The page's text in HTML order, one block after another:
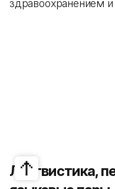
здравоохранением и
Лингвистика,